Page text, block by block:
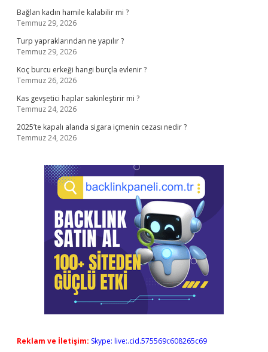
Bağlan kadın hamile kalabilir mi ?
Temmuz 29, 2026
Turp yapraklarından ne yapılır ?
Temmuz 29, 2026
Koç burcu erkeği hangi burçla evlenir ?
Temmuz 26, 2026
Kas gevşetici haplar sakinleştirir mi ?
Temmuz 24, 2026
2025’te kapalı alanda sigara içmenin cezası nedir ?
Temmuz 24, 2026
Reklam ve İletişim: Skype: live:.cid.575569c608265c69